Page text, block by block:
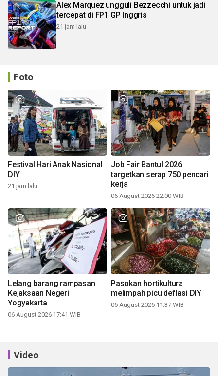
Alex Marquez ungguli Bezzecchi untuk jadi
tercepat di FP1 GP Inggris
21 jam lalu
Foto
Festival Hari Anak Nasional
DIY
21 jam lalu
Job Fair Bantul 2026
targetkan serap 750 pencari
kerja
06 August 2026 22:00 WIB
Lelang barang rampasan
Kejaksaan Negeri
Yogyakarta
06 August 2026 17:41 WIB
Pasokan hortikultura
melimpah picu deflasi DIY
06 August 2026 11:37 WIB
Video